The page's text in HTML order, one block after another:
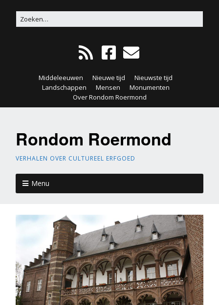
Middeleeuwen Nieuwe tijd
Nieuwste tijd
Landschappen
Mensen
Monumenten
Over Rondom Roermond
Rondom Roermond
VERHALEN OVER CULTUREEL ERFGOED
Menu